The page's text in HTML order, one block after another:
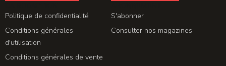
Politique de confidentialité
Conditions générales
d'utilisation
Conditions générales de vente
S'abonner
Consulter nos magazines